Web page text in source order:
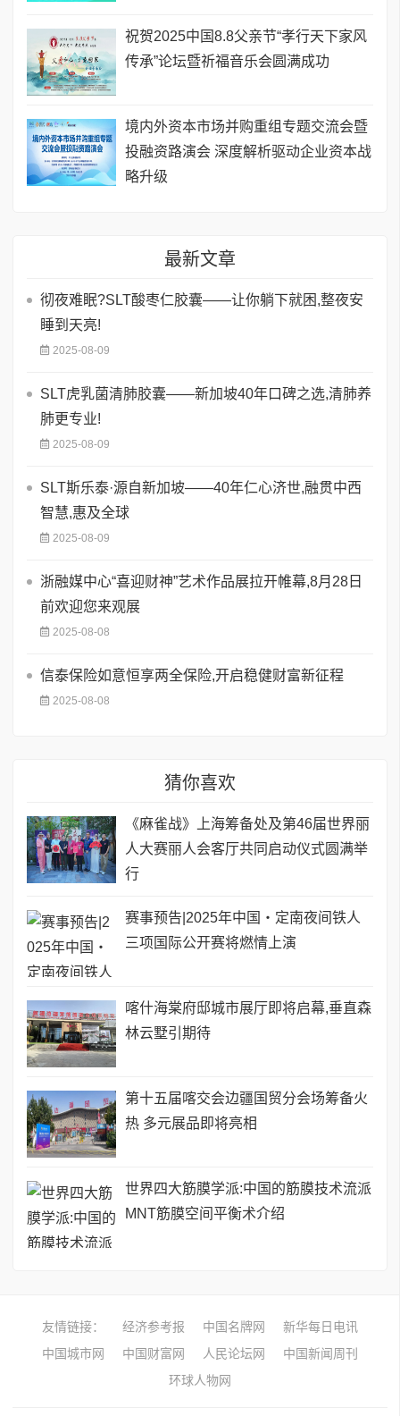
祝贺2025中国8.8父亲节“孝行天下家风
传承”论坛暨祈福音乐会圆满成功
境内外资本市场并购重组专题交流会暨
投融资路演会 深度解析驱动企业资本战
略升级
最新文章
彻夜难眠?SLT酸枣仁胶囊——让你躺下就困,整夜安
睡到天亮!
2025-08-09
SLT虎乳菌清肺胶囊——新加坡40年口碑之选,清肺养
肺更专业!
2025-08-09
SLT斯乐泰·源自新加坡——40年仁心济世,融贯中西
智慧,惠及全球
2025-08-09
浙融媒中心“喜迎财神”艺术作品展拉开帷幕,8月28日
前欢迎您来观展
2025-08-08
信泰保险如意恒享两全保险,开启稳健财富新征程
2025-08-08
猜你喜欢
《麻雀战》上海筹备处及第46届世界丽
人大赛丽人会客厅共同启动仪式圆满举
行
赛事预告|2025年中国・定南夜间铁人
三项国际公开赛将燃情上演
喀什海棠府邸城市展厅即将启幕,垂直森
林云墅引期待
第十五届喀交会边疆国贸分会场筹备火
热 多元展品即将亮相
世界四大筋膜学派:中国的筋膜技术流派
MNT筋膜空间平衡术介绍
友情链接： 经济参考报 中国名牌网
新华每日电讯
中国城市网
中国财富网 人民论坛网
中国新闻周刊
环球人物网